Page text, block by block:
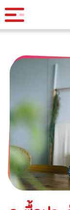
ผลิตภัณฑ์
ประกันภัยสำหรับบุค
ประกันภัยการเดินท
ทูน ไอพาส
ทูน ทราเวล ประกันเดินทาง
ประกันภัยสำหรับธุร
ประกันความเสี่ย
เครื่องจักร
ประกันภัยความเ
ก่อสร้าง
ข่าวสารและกิจกรรม
บริการ
Tune Care
Tune Connect
Lounge Pass
เรียกร้องสินไหม
บทความแนะนำ